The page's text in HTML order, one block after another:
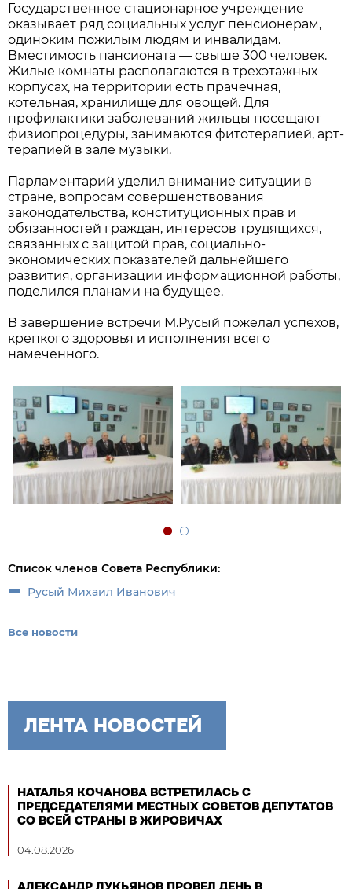
Государственное стационарное учреждение
оказывает ряд социальных услуг пенсионерам,
одиноким пожилым людям и инвалидам.
Вместимость пансионата — свыше 300 человек.
Жилые комнаты располагаются в трехэтажных
корпусах, на территории есть прачечная,
котельная, хранилище для овощей. Для
профилактики заболеваний жильцы посещают
физиопроцедуры, занимаются фитотерапией, арт-
терапией в зале музыки.
Парламентарий уделил внимание ситуации в
стране, вопросам совершенствования
законодательства, конституционных прав и
обязанностей граждан, интересов трудящихся,
связанных с защитой прав, социально-
экономических показателей дальнейшего
развития, организации информационной работы,
поделился планами на будущее.
В завершение встречи М.Русый пожелал успехов,
крепкого здоровья и исполнения всего
намеченного.
Список членов Совета Республики:
Русый Михаил Иванович
Все новости
ЛЕНТА НОВОСТЕЙ
НАТАЛЬЯ КОЧАНОВА ВСТРЕТИЛАСЬ С
ПРЕДСЕДАТЕЛЯМИ МЕСТНЫХ СОВЕТОВ ДЕПУТАТОВ
СО ВСЕЙ СТРАНЫ В ЖИРОВИЧАХ
04.08.2026